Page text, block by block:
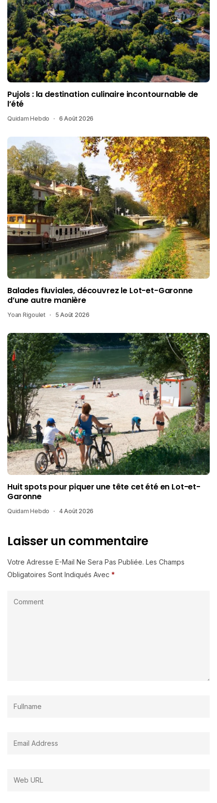
Pujols : la destination culinaire incontournable de
l’été
Quidam Hebdo 6 Août 2026
Balades fluviales, découvrez le Lot-et-Garonne
d’une autre manière
Yoan Rigoulet 5 Août 2026
Huit spots pour piquer une tête cet été en Lot-et-
Garonne
Quidam Hebdo 4 Août 2026
Laisser un commentaire
Votre Adresse E-Mail Ne Sera Pas Publiée. Les Champs
Obligatoires Sont Indiqués Avec *